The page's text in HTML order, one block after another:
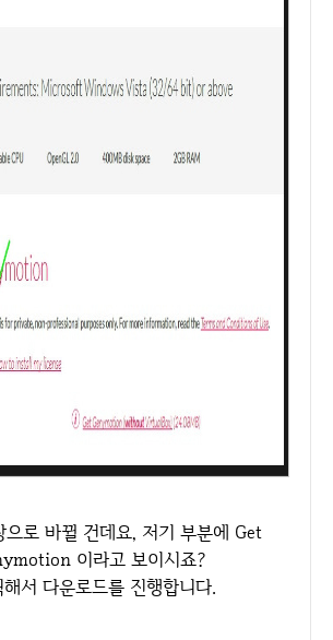
이라고 보이시죠?
릭해서 다운로드를 진행합니다.